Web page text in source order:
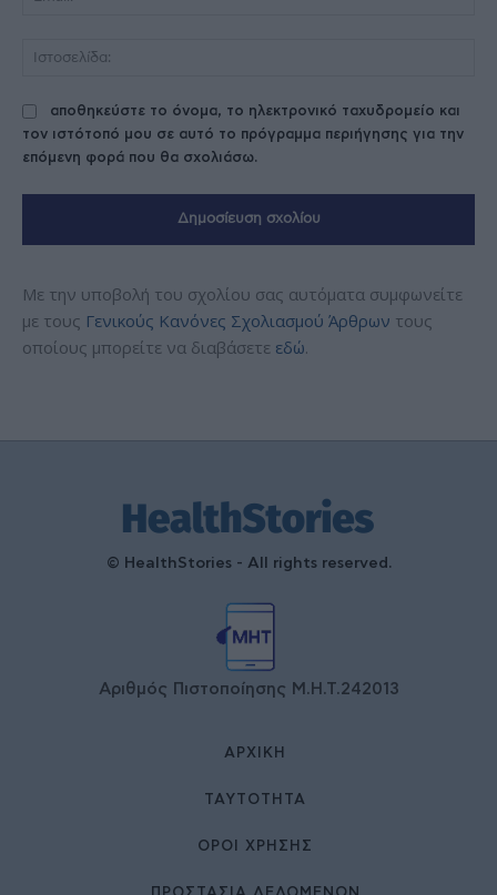
αποθηκεύστε το όνομα, το ηλεκτρονικό ταχυδρομείο και
τον ιστότοπό μου σε αυτό το πρόγραμμα περιήγησης για την
επόμενη φορά που θα σχολιάσω.
Με την υποβολή του σχολίου σας αυτόματα συμφωνείτε
με τους Γενικούς Κανόνες Σχολιασμού Άρθρων τους
οποίους μπορείτε να διαβάσετε εδώ.
© HealthStories - All rights reserved.
Αριθμός Πιστοποίησης Μ.Η.Τ.242013
ΑΡΧΙΚΉ
ΤΑΥΤΌΤΗΤΑ
ΌΡΟΙ ΧΡΉΣΗΣ